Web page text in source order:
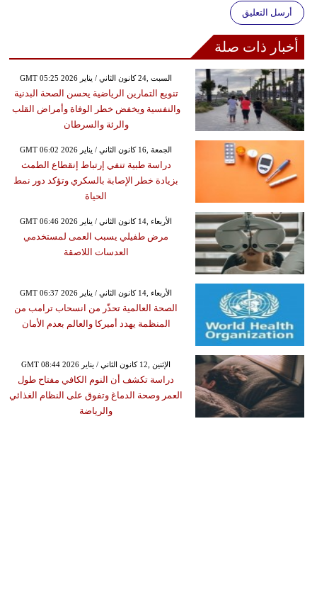
أرسل التعليق
أخبار ذات صلة
GMT 05:25 2026 السبت ,24 كانون الثاني / يناير
تنويع التمارين الرياضية يحسن الصحة البدنية
والنفسية ويخفض خطر الوفاة وأمراض القلب
والرئة والسرطان
GMT 06:02 2026 الجمعة ,16 كانون الثاني / يناير
دراسة طبية تنفي إرتباط إنقطاع الطمث
بزيادة خطر الإصابة بالسكري وتؤكد دور نمط
الحياة
GMT 06:46 2026 الأربعاء ,14 كانون الثاني / يناير
مرض طفيلي يسبب العمى لمستخدمي
العدسات اللاصقة
GMT 06:37 2026 الأربعاء ,14 كانون الثاني / يناير
الصحة العالمية تحذّر من انسحاب ترامب من
المنظمة يهدد أميركا والعالم بعدم الأمان
GMT 08:44 2026 الإثنين ,12 كانون الثاني / يناير
دراسة تكشف أن النوم الكافي مفتاح طول
العمر وصحة الدماغ وتفوق على النظام الغذائي
والرياضة